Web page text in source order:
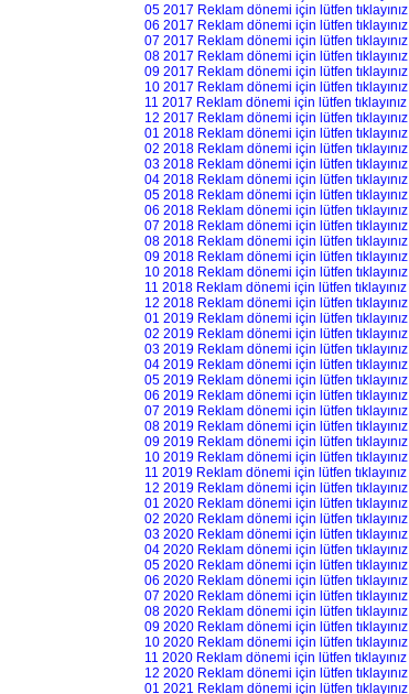
05 2017 Reklam dönemi için lütfen tıklayınız
06 2017 Reklam dönemi için lütfen tıklayınız
07 2017 Reklam dönemi için lütfen tıklayınız
08 2017 Reklam dönemi için lütfen tıklayınız
09 2017 Reklam dönemi için lütfen tıklayınız
10 2017 Reklam dönemi için lütfen tıklayınız
11 2017 Reklam dönemi için lütfen tıklayınız
12 2017 Reklam dönemi için lütfen tıklayınız
01 2018 Reklam dönemi için lütfen tıklayınız
02 2018 Reklam dönemi için lütfen tıklayınız
03 2018 Reklam dönemi için lütfen tıklayınız
04 2018 Reklam dönemi için lütfen tıklayınız
05 2018 Reklam dönemi için lütfen tıklayınız
06 2018 Reklam dönemi için lütfen tıklayınız
07 2018 Reklam dönemi için lütfen tıklayınız
08 2018 Reklam dönemi için lütfen tıklayınız
09 2018 Reklam dönemi için lütfen tıklayınız
10 2018 Reklam dönemi için lütfen tıklayınız
11 2018 Reklam dönemi için lütfen tıklayınız
12 2018 Reklam dönemi için lütfen tıklayınız
01 2019 Reklam dönemi için lütfen tıklayınız
02 2019 Reklam dönemi için lütfen tıklayınız
03 2019 Reklam dönemi için lütfen tıklayınız
04 2019 Reklam dönemi için lütfen tıklayınız
05 2019 Reklam dönemi için lütfen tıklayınız
06 2019 Reklam dönemi için lütfen tıklayınız
07 2019 Reklam dönemi için lütfen tıklayınız
08 2019 Reklam dönemi için lütfen tıklayınız
09 2019 Reklam dönemi için lütfen tıklayınız
10 2019 Reklam dönemi için lütfen tıklayınız
11 2019 Reklam dönemi için lütfen tıklayınız
12 2019 Reklam dönemi için lütfen tıklayınız
01 2020 Reklam dönemi için lütfen tıklayınız
02 2020 Reklam dönemi için lütfen tıklayınız
03 2020 Reklam dönemi için lütfen tıklayınız
04 2020 Reklam dönemi için lütfen tıklayınız
05 2020 Reklam dönemi için lütfen tıklayınız
06 2020 Reklam dönemi için lütfen tıklayınız
07 2020 Reklam dönemi için lütfen tıklayınız
08 2020 Reklam dönemi için lütfen tıklayınız
09 2020 Reklam dönemi için lütfen tıklayınız
10 2020 Reklam dönemi için lütfen tıklayınız
11 2020 Reklam dönemi için lütfen tıklayınız
12 2020 Reklam dönemi için lütfen tıklayınız
01 2021 Reklam dönemi için lütfen tıklayınız